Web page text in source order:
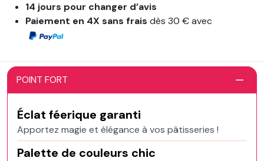
14 jours pour changer d’avis
Paiement en 4X sans fraisdès 30 € avec
POINT FORT
Éclat féerique garanti
Apportez magie et élégance à vos pâtisseries !
Palette de couleurs chic